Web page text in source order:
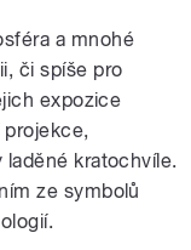
a mnohé
či spíše pro
expozice
kratochvíle.
ze symbolů